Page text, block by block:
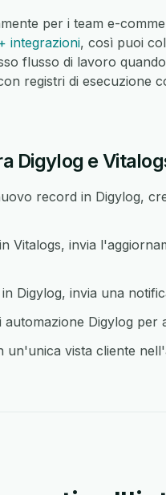
per i team e-
integrazioni, così puoi
flusso di lavoro
registri di esecuzione
Digylog e
record in Digylog,
Vitalogs, invia
Digylog, invia una
automazione Digylog
un'unica vista cliente